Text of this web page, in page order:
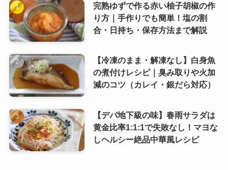
完熟ゆずで作る赤い柚子胡椒の作
り方｜手作りでも簡単！塩の割
合・日持ち・保存方法まで解説
【冷凍のまま・解凍なし】白身魚
の煮付けレシピ｜臭み取りや火加
減のコツ（カレイ・銀だら対応）
【デパ地下級の味】春雨サラダは
黄金比率1:1:1で失敗なし！マヨな
しヘルシー絶品中華風レシピ